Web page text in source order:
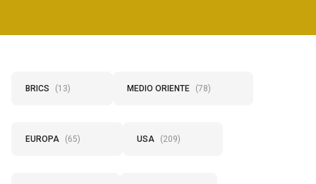
BRICS (13) MEDIO ORIENTE (78)
EUROPA (65) USA (209)